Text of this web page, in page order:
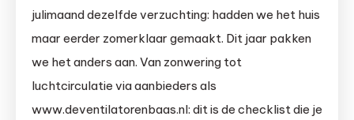
julimaand dezelfde verzuchting: hadden we het huis
maar eerder zomerklaar gemaakt. Dit jaar pakken
we het anders aan. Van zonwering tot
luchtcirculatie via aanbieders als
www.deventilatorenbaas.nl: dit is de checklist die je